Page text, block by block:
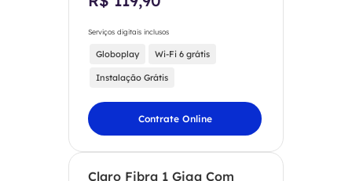
Serviços digitais inclusos
Globoplay Wi-Fi 6 grátis
Instalação Grátis
Contrate Online
Claro Fibra 1 Giga Com